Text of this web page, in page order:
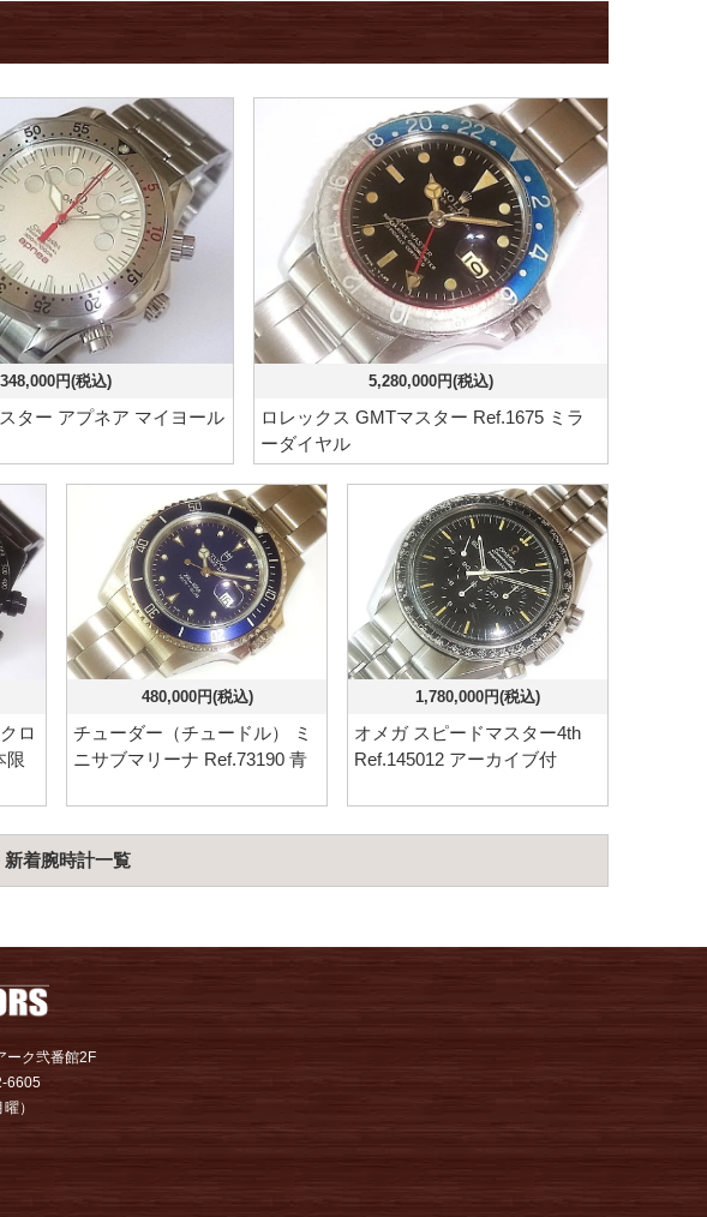
348,000円(税込)
ター アプネア マイヨール
5,280,000円(税込)
ロレックス GMTマスター Ref.1675 ミラ
ーダイヤル
ロ
限
480,000円(税込)
チューダー（チュードル） ミ
ニサブマリーナ Ref.73190 青
1,780,000円(税込)
オメガ スピードマスター4th
Ref.145012 アーカイブ付
新着腕時計一覧
ーク弐番館2F
6605
）